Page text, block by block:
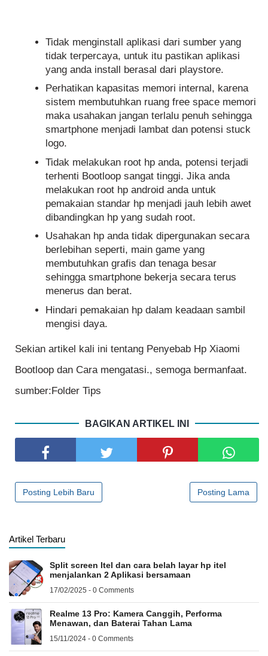
Tidak menginstall aplikasi dari sumber yang
tidak terpercaya, untuk itu pastikan aplikasi
yang anda install berasal dari playstore.
Perhatikan kapasitas memori internal, karena
sistem membutuhkan ruang free space memori
maka usahakan jangan terlalu penuh sehingga
smartphone menjadi lambat dan potensi stuck
logo.
Tidak melakukan root hp anda, potensi terjadi
terhenti Bootloop sangat tinggi. Jika anda
melakukan root hp android anda untuk
pemakaian standar hp menjadi jauh lebih awet
dibandingkan hp yang sudah root.
Usahakan hp anda tidak dipergunakan secara
berlebihan seperti, main game yang
membutuhkan grafis dan tenaga besar
sehingga smartphone bekerja secara terus
menerus dan berat.
Hindari pemakaian hp dalam keadaan sambil
mengisi daya.
Sekian artikel kali ini tentang Penyebab Hp Xiaomi
Bootloop dan Cara mengatasi., semoga bermanfaat.
sumber:Folder Tips
BAGIKAN ARTIKEL INI
Posting Lebih Baru Posting Lama
Artikel Terbaru
Split screen Itel dan cara belah layar hp itel
menjalankan 2 Aplikasi bersamaan
17/02/2025 - 0 Comments
Realme 13 Pro: Kamera Canggih, Performa
Menawan, dan Baterai Tahan Lama
15/11/2024 - 0 Comments